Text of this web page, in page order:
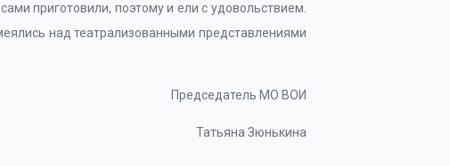
приготовили, поэтому и ели с удовольствием.
над театрализованными представлениями
Председатель МО ВОИ
Татьяна Зюнькина